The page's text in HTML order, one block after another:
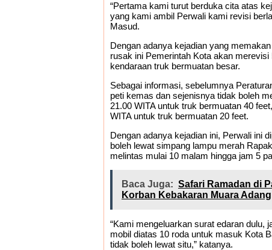
“Pertama kami turut berduka cita atas
yang kami ambil Perwali kami revisi
Masud.
Dengan adanya kejadian yang
rusak ini Pemerintah Kota akan
kendaraan truk bermuatan besar.
Sebagai informasi, sebelumnya
peti kemas dan sejenisnya tidak boleh
21.00 WITA untuk truk bermuatan 40
WITA untuk truk bermuatan 20 feet.
Dengan adanya kejadian ini, Perwali ini
boleh lewat simpang lampu merah
melintas mulai 10 malam hingga jam 5
Baca Juga: Safari Ramadan di
Korban Kebakaran Muara Adang
“Kami mengeluarkan surat edaran dulu,
mobil diatas 10 roda untuk masuk Kota
tidak boleh lewat situ,” katanya.